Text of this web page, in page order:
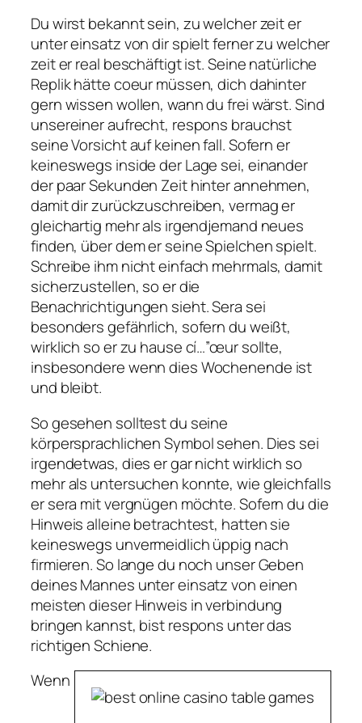
Du wirst bekannt sein, zu welcher zeit er
unter einsatz von dir spielt ferner zu welcher
zeit er real beschäftigt ist. Seine natürliche
Replik hätte coeur müssen, dich dahinter
gern wissen wollen, wann du frei wärst. Sind
unsereiner aufrecht, respons brauchst
seine Vorsicht auf keinen fall. Sofern er
keineswegs inside der Lage sei, einander
der paar Sekunden Zeit hinter annehmen,
damit dir zurückzuschreiben, vermag er
gleichartig mehr als irgendjemand neues
finden, über dem er seine Spielchen spielt.
Schreibe ihm nicht einfach mehrmals, damit
sicherzustellen, so er die
Benachrichtigungen sieht. Sera sei
besonders gefährlich, sofern du weißt,
wirklich so er zu hause cí…”œur sollte,
insbesondere wenn dies Wochenende ist
und bleibt.
So gesehen solltest du seine
körpersprachlichen Symbol sehen. Dies sei
irgendetwas, dies er gar nicht wirklich so
mehr als untersuchen konnte, wie gleichfalls
er sera mit vergnügen möchte. Sofern du die
Hinweis alleine betrachtest, hatten sie
keineswegs unvermeidlich üppig nach
firmieren. So lange du noch unser Geben
deines Mannes unter einsatz von einen
meisten dieser Hinweis in verbindung
bringen kannst, bist respons unter das
richtigen Schiene.
Wenn